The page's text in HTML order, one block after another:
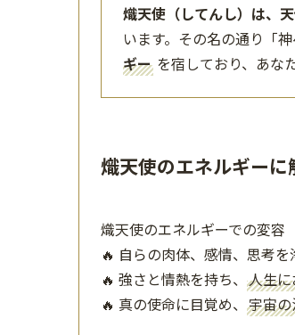
熾天使（してんし）は、
います。その名の通り「
ギー を宿しており、あな
熾天使のエネルギーに
熾天使のエネルギーでの変容
🔥 自らの肉体、感情、思考を
🔥 強さと情熱を持ち、 人生
🔥 真の使命に目覚め、 宇宙